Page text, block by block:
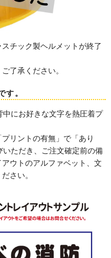
チック製ヘルメットが終了
了承ください。
す。
にお好きな文字を熱圧着プ
リントの有無」で「あり
いただき、ご注文確定前の備
ウトのアルファベット、文
さい。